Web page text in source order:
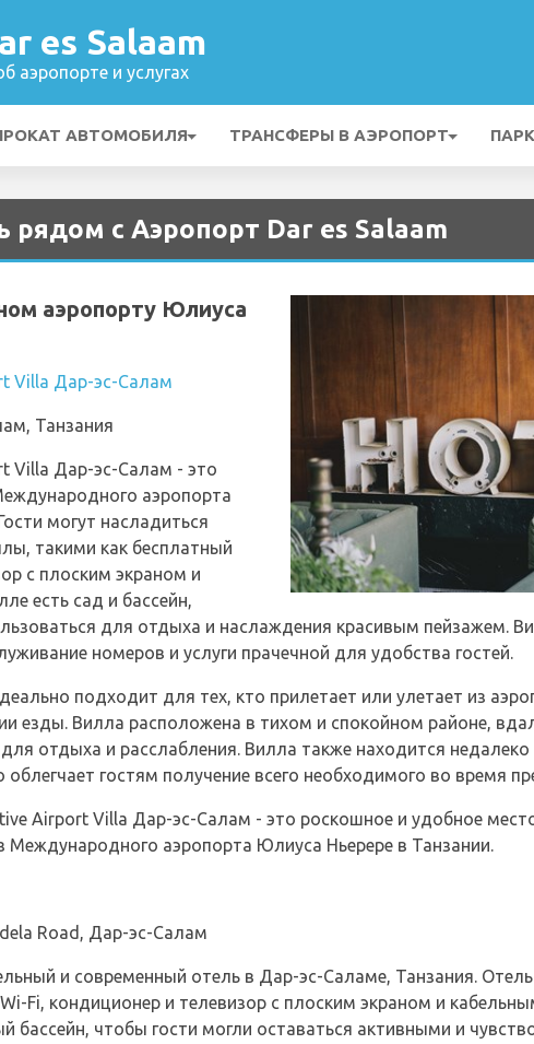
es Salaam
аэропорте и услугах
АВТОМОБИЛЯ ТРАНСФЕРЫ В АЭРОПОРТ
рядом с Аэропорт Dar es Salaam
аэропорту Юлиуса
Villa Дар-эс-Салам
Танзания
Villa Дар-эс-Салам - это
аэропорта
могут насладиться
такими как бесплатный
с плоским экраном и
есть сад и бассейн,
для отдыха и наслаждения красивым пейзажем.
номеров и услуги прачечной для удобства гостей.
подходит для тех, кто прилетает или улетает из
езды. Вилла расположена в тихом и спокойном районе,
отдыха и расслабления. Вилла также находится
облегчает гостям получение всего необходимого во время
Airport Villa Дар-эс-Салам - это роскошное и удобное
Международного аэропорта Юлиуса Ньерере в Танзании.
Road, Дар-эс-Салам
и современный отель в Дар-эс-Саламе, Танзания.
Fi, кондиционер и телевизор с плоским экраном и
бассейн, чтобы гости могли оставаться активными и